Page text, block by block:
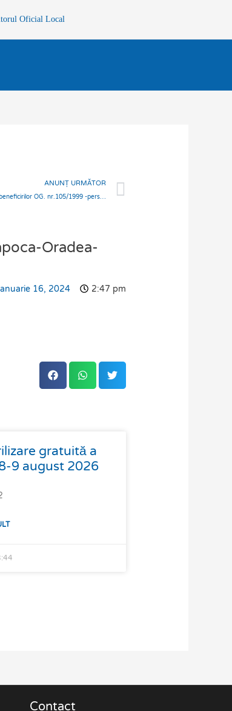
Oficial Local
ANUNȚ URMĂTOR
INFORMARE referitoare la acordarea şi plata unor drepturi beneficirilor OG. nr.105/1999 -persoane persecutate din motive etnice în perioada 1940-1945
Oradea-
16, 2024 2:47 pm
gratuită a
9 august 2026
Contact